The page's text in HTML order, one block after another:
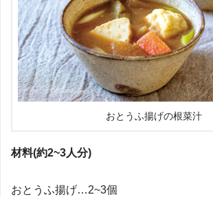
おとうふ揚げの根菜汁
材料(約2~3人分)
おとうふ揚げ…2~3個